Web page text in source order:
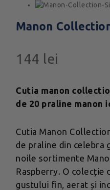
Manon
144 lei
Cutia manon
de 20 praline manon
Cutia Manon
de praline din celebra
noile sortimente
Raspberry. O
gustului fin, aerat și